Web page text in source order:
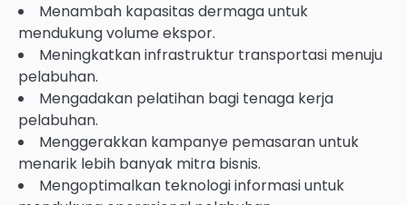
Menambah kapasitas dermaga untuk
mendukung volume ekspor.
Meningkatkan infrastruktur transportasi menuju
pelabuhan.
Mengadakan pelatihan bagi tenaga kerja
pelabuhan.
Menggerakkan kampanye pemasaran untuk
menarik lebih banyak mitra bisnis.
Mengoptimalkan teknologi informasi untuk